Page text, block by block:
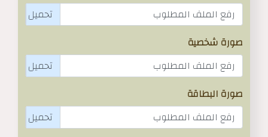
رفع الملف المطلوب
صورة شخصية
رفع الملف المطلوب
صورة البطاقة
رفع الملف المطلوب